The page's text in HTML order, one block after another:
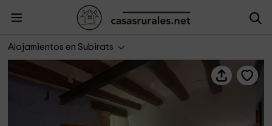
Alojamientos en Subirats